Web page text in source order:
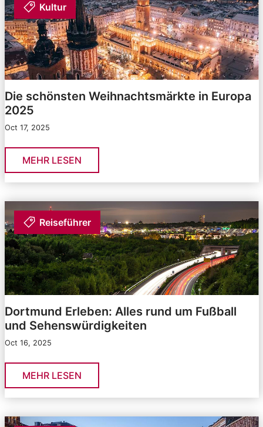
Kultur
Die schönsten Weihnachtsmärkte in Europa
2025
Oct 17, 2025
MEHR LESEN
Reiseführer
Dortmund Erleben: Alles rund um Fußball
und Sehenswürdigkeiten
Oct 16, 2025
MEHR LESEN